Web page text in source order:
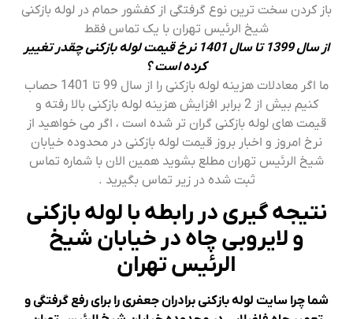
باز کردن سخت ترین نوع گرفتگی از کفشور حمام در لوله بازکنی
شیخ الرئیس تهران با یک تماس فقط
از سال 1399 تا سال 1401 نرخ قیمت لوله بازکنی چقدر تغییر
کرده است ؟
ما اگر معادلات هزینه لوله بازکنی را از سال 99 تا 1401 حصاب
کنیم بیش از 2 برابر افزایش هزینه لوله بازکنی بالا رفته و
قیمت های لوله بازکنی گران تر شده است ، اگر می خواهید از
نرخ امروز و اخبار بروز قیمت لوله بازکنی در محدوده خیابان
شیخ الرئیس تهران مطلع بشوید همین الان با شماره تماس
ثبت شده در زیر تماس بگیرید .
نتیجه گیری در رابطه با لوله بازکنی
و لایروبی چاه در خیابان شیخ
الرئیس تهران
شما چرا سایت لوله بازکنی برادران جعفری را برای رفع گرفتگی و